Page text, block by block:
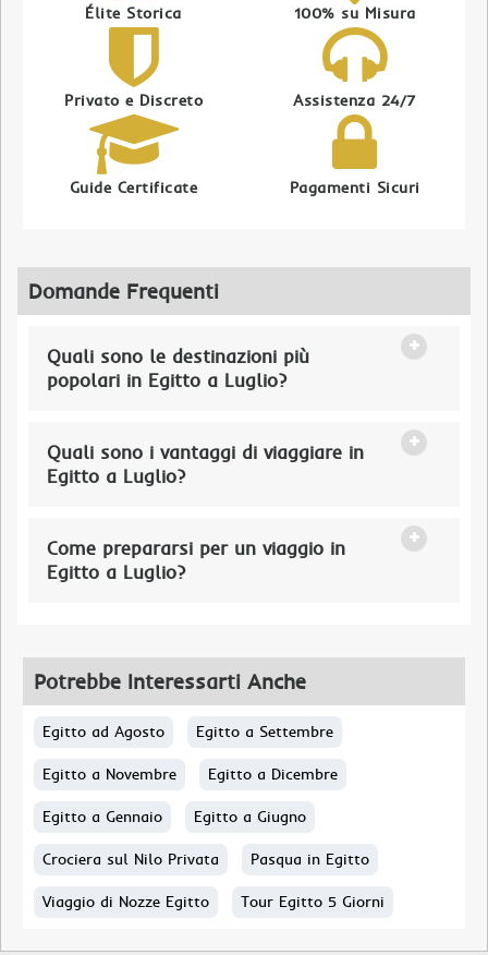
Élite Storica 100% su Misura
Privato e Discreto Assistenza 24/7
Guide Certificate Pagamenti Sicuri
Domande Frequenti
Quali sono le destinazioni più
popolari in Egitto a Luglio?
Quali sono i vantaggi di viaggiare in
Egitto a Luglio?
Come prepararsi per un viaggio in
Egitto a Luglio?
Potrebbe Interessarti Anche
Egitto ad Agosto Egitto a Settembre
Egitto a Novembre Egitto a Dicembre
Egitto a Gennaio Egitto a Giugno
Crociera sul Nilo Privata Pasqua in Egitto
Viaggio di Nozze Egitto Tour Egitto 5 Giorni